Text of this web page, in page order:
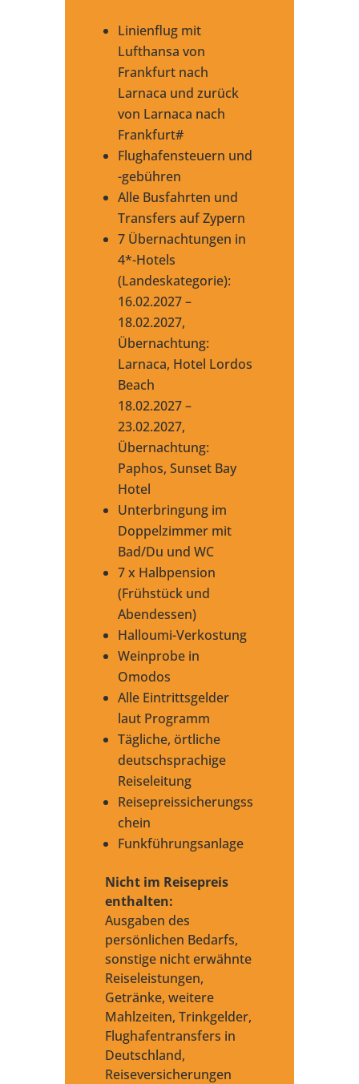
Linienflug mit
Lufthansa von
Frankfurt nach
Larnaca und zurück
von Larnaca nach
Frankfurt#
Flughafensteuern und
-gebühren
Alle Busfahrten und
Transfers auf Zypern
7 Übernachtungen in
4*-Hotels
(Landeskategorie):
16.02.2027 –
18.02.2027,
Übernachtung:
Larnaca, Hotel Lordos
Beach
18.02.2027 –
23.02.2027,
Übernachtung:
Paphos, Sunset Bay
Hotel
Unterbringung im
Doppelzimmer mit
Bad/Du und WC
7 x Halbpension
(Frühstück und
Abendessen)
Halloumi-Verkostung
Weinprobe in
Omodos
Alle Eintrittsgelder
laut Programm
Tägliche, örtliche
deutschsprachige
Reiseleitung
Reisepreissicherungss
chein
Funkführungsanlage
Nicht im Reisepreis
enthalten:
Ausgaben des
persönlichen Bedarfs,
sonstige nicht erwähnte
Reiseleistungen,
Getränke, weitere
Mahlzeiten, Trinkgelder,
Flughafentransfers in
Deutschland,
Reiseversicherungen